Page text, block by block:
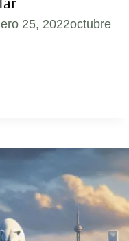
25, 2022octubre